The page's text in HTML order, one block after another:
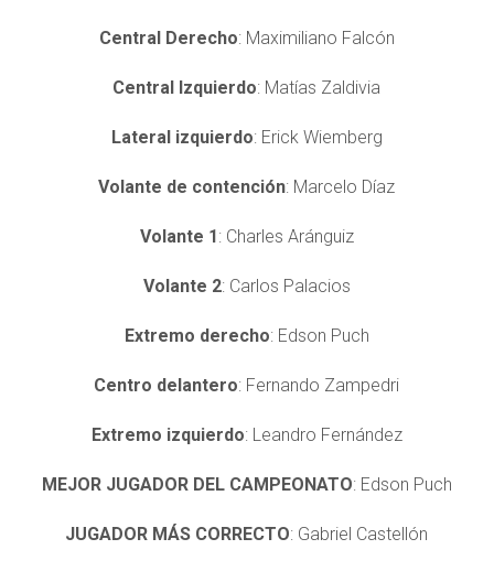
Central Derecho: Maximiliano Falcón
Central Izquierdo: Matías Zaldivia
Lateral izquierdo: Erick Wiemberg
Volante de contención: Marcelo Díaz
Volante 1: Charles Aránguiz
Volante 2: Carlos Palacios
Extremo derecho: Edson Puch
Centro delantero: Fernando Zampedri
Extremo izquierdo: Leandro Fernández
MEJOR JUGADOR DEL CAMPEONATO: Edson Puch
JUGADOR MÁS CORRECTO: Gabriel Castellón